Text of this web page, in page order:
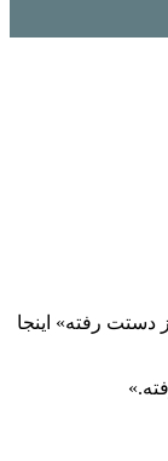
دستت رفته» اینجا